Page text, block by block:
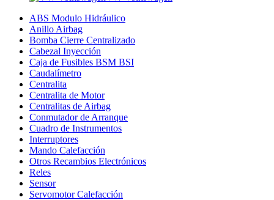
ABS Modulo Hidráulico
Anillo Airbag
Bomba Cierre Centralizado
Cabezal Inyección
Caja de Fusibles BSM BSI
Caudalímetro
Centralita
Centralita de Motor
Centralitas de Airbag
Conmutador de Arranque
Cuadro de Instrumentos
Interruptores
Mando Calefacción
Otros Recambios Electrónicos
Reles
Sensor
Servomotor Calefacción